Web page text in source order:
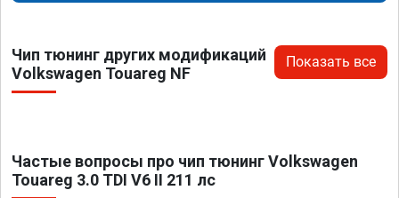
Чип тюнинг других модификаций
Volkswagen Touareg NF
Показать все
Частые вопросы про чип тюнинг Volkswagen
Touareg 3.0 TDI V6 II 211 лс